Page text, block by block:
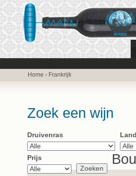
Home › Frankrijk
Zoek een wijn
Druivenras Land
Prijs